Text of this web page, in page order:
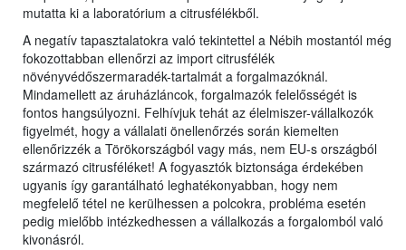
mutatta ki a laboratórium a citrusfélékből.
A negatív tapasztalatokra való tekintettel a Nébih mostantól még
fokozottabban ellenőrzi az import citrusfélék
növényvédőszermaradék-tartalmát a forgalmazóknál.
Mindamellett az áruházláncok, forgalmazók felelősségét is
fontos hangsúlyozni. Felhívjuk tehát az élelmiszer-vállalkozók
figyelmét, hogy a vállalati önellenőrzés során kiemelten
ellenőrizzék a Törökországból vagy más, nem EU-s országból
származó citrusféléket! A fogyasztók biztonsága érdekében
ugyanis így garantálható leghatékonyabban, hogy nem
megfelelő tétel ne kerülhessen a polcokra, probléma esetén
pedig mielőbb intézkedhessen a vállalkozás a forgalomból való
kivonásról.